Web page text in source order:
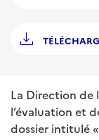
La Direction de
l’évaluation et
dossier intitulé